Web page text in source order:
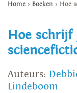
Home > Boeken > Hoe
Hoe schrijf
Auteurs:
Lindeboom